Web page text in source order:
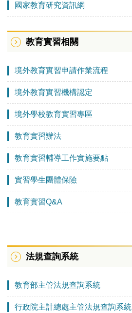
國家教育研究資訊網
教育實習相關
境外教育實習申請作業流程
境外教育實習機構認定
境外學校教育實習專區
教育實習辦法
教育實習輔導工作實施要點
實習學生團體保險
教育實習Q&A
法規查詢系統
教育部主管法規查詢系統
行政院主計總處主管法規查詢系統